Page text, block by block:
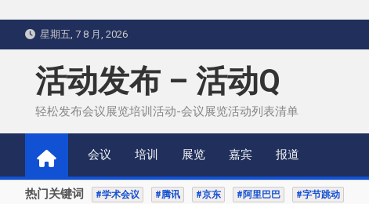
to
content
星期五, 7 8 月, 2026
活动发布 – 活动Q
轻松发布会议展览培训活动-会议展览活动列表清单
会议 培训 展览 嘉宾 报道
热门关键词 #学术会议 #腾讯 #京东 #阿里巴巴 #字节跳动